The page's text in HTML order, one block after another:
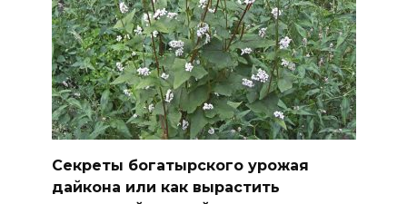
Секреты богатырского урожая
дайкона или как вырастить